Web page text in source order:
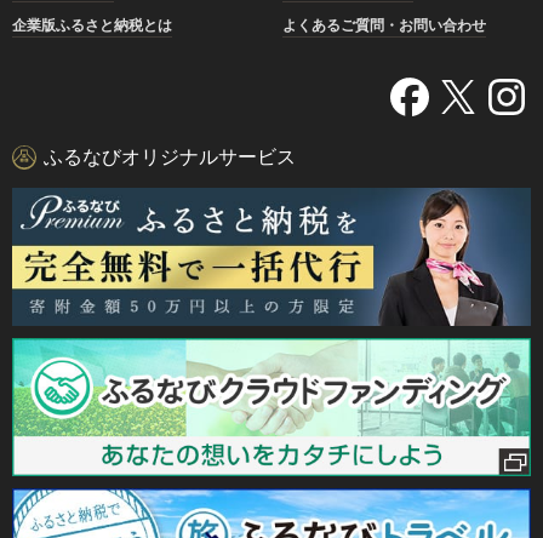
企業版ふるさと納税とは
よくあるご質問・お問い合わせ
ふるなびオリジナルサービス